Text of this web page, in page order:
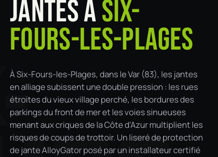
JANTES ÀSIX-
FOURS-LES-PLAGES
À Six-Fours-les-Plages, dans le Var (83), les jantes
en alliage subissent une double pression : les rues
étroites du vieux village perché, les bordures des
parkings du front de mer et les voies sinueuses
menant aux criques de la Côte d'Azur multiplient les
risques de coups de trottoir. Un liseré de protection
de jante AlloyGator posé par un installateur certifié